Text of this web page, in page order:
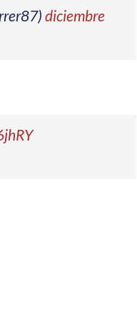
diciembre